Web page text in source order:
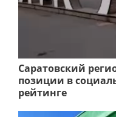
Саратовский
позиции в
рейтинге